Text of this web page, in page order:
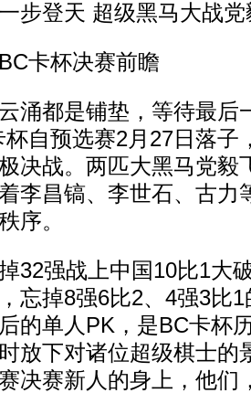
登天 超级黑马大战党
杯决赛前瞻
都是铺垫，等待最后
自预选赛2月27日落子
决战。两匹大黑马党毅
李昌镐、李世石、古力
序。
强战上中国10比1大
忘掉8强6比2、4强3比
的单人PK，是BC卡杯
放下对诸位超级棋士的
决赛新人的身上，他们